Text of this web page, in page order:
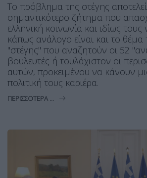
Το πρόβλημα της στέγης
σημαντικότερο ζήτημα που
ελληνική κοινωνία και ιδίως
κάπως ανάλογο είναι και το θέμα
"στέγης" που αναζητούν οι 52
βουλευτές ή τουλάχιστον οι
αυτών, προκειμένου να κάνουν
πολιτική τους καριέρα.
ΠΕΡΙΣΣΌΤΕΡΑ ...